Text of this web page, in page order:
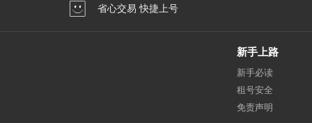
省心交易 快捷上号
新手上路
新手必读
租号安全
免责声明